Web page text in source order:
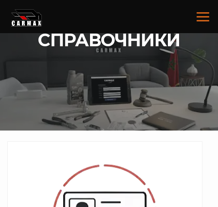
ИНФОРМАЦИЯ И
СПРАВОЧНИКИ